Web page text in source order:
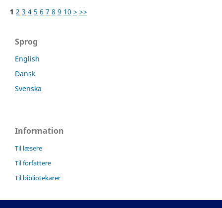
1 2 3 4 5 6 7 8 9 10 > >>
Sprog
English
Dansk
Svenska
Information
Til læsere
Til forfattere
Til bibliotekarer